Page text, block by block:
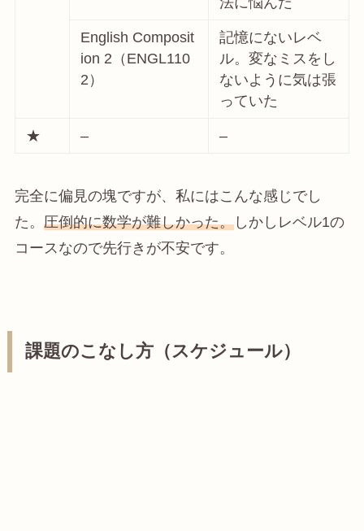
English Composit
ion 2（ENGL110
2）
記憶にないレベ
ル。変なミスをし
ないように気は張
っていた
★ – –
完全に偏見の塊ですが、私にはこんな感じでし
た。 圧倒的に数学が難しかった。しかしレベル1の
コースなので先行きが不安です。
課題のこなし方（スケジュール）